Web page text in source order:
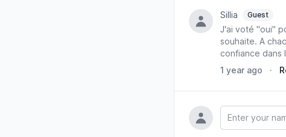
Sillia Guest
J'ai voté "oui"
souhaite. A
confiance dans
1 year ago
·
Name